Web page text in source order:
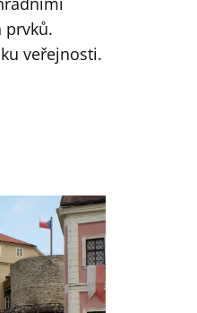
prvků.
veřejnosti.